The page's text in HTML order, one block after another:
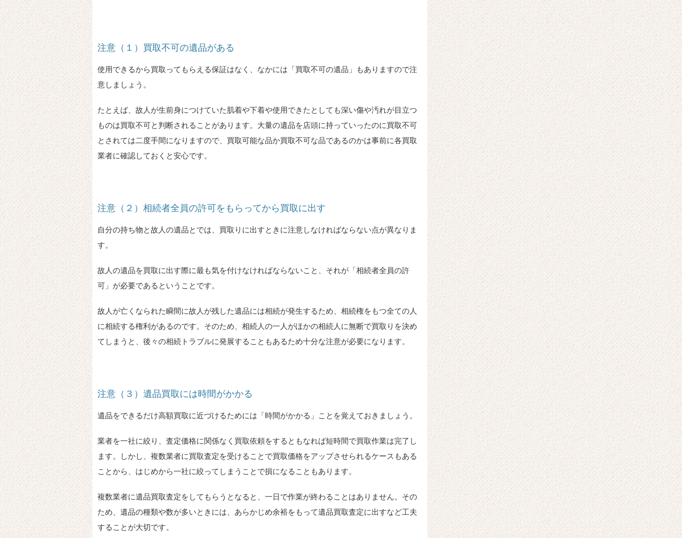
注意（１）買取不可の遺品がある
使用できるから買取ってもらえる保証はなく、なかには「買取不可の遺品」もありますので注
意しましょう。
たとえば、故人が生前身につけていた肌着や下着や使用できたとしても深い傷や汚れが目立つ
ものは買取不可と判断されることがあります。大量の遺品を店頭に持っていったのに買取不可
とされては二度手間になりますので、買取可能な品か買取不可な品であるのかは事前に各買取
業者に確認しておくと安心です。
注意（２）相続者全員の許可をもらってから買取に出す
自分の持ち物と故人の遺品とでは、買取りに出すときに注意しなければならない点が異なりま
す。
故人の遺品を買取に出す際に最も気を付けなければならないこと、それが「相続者全員の許
可」が必要であるということです。
故人が亡くなられた瞬間に故人が残した遺品には相続が発生するため、相続権をもつ全ての人
に相続する権利があるのです。そのため、相続人の一人がほかの相続人に無断で買取りを決め
てしまうと、後々の相続トラブルに発展することもあるため十分な注意が必要になります。
注意（３）遺品買取には時間がかかる
遺品をできるだけ高額買取に近づけるためには「時間がかかる」ことを覚えておきましょう。
業者を一社に絞り、査定価格に関係なく買取依頼をするともなれば短時間で買取作業は完了し
ます。しかし、複数業者に買取査定を受けることで買取価格をアップさせられるケースもある
ことから、はじめから一社に絞ってしまうことで損になることもあります。
複数業者に遺品買取査定をしてもらうとなると、一日で作業が終わることはありません。その
ため、遺品の種類や数が多いときには、あらかじめ余裕をもって遺品買取査定に出すなど工夫
することが大切です。